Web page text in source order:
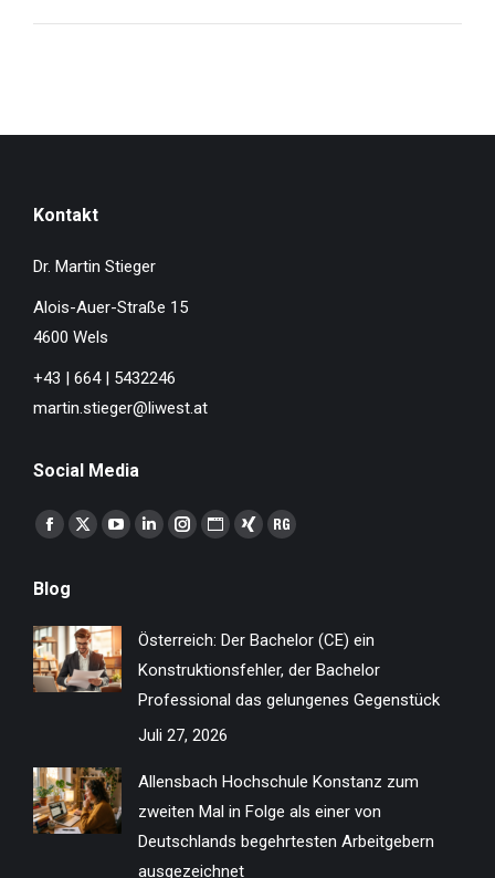
Kontakt
Dr. Martin Stieger
Alois-Auer-Straße 15
4600 Wels
+43 | 664 | 5432246
martin.stieger@liwest.at
Social Media
Finden Sie uns auf:
Facebook
opens
in
new
window
X
in
new
window
YouTube
in
new
window
Linkedin
new
window
Instagram
new
window
Website
new
window
XING
new
window
ResearchGate
new
window
Blog
Österreich: Der Bachelor (CE) ein
Konstruktionsfehler, der Bachelor
Professional das gelungenes Gegenstück
Juli 27, 2026
Allensbach Hochschule Konstanz zum
zweiten Mal in Folge als einer von
Deutschlands begehrtesten Arbeitgebern
ausgezeichnet